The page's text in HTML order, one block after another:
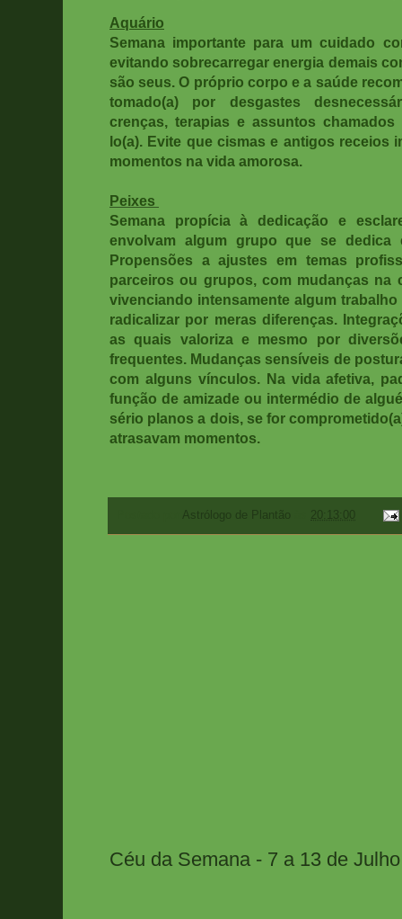
Aquário
Semana importante para um cuidado
evitando sobrecarregar energia demais
são seus. O próprio corpo e a saúde
tomado(a) por desgastes
crenças, terapias e assuntos chamados
lo(a). Evite que cismas e antigos receios
momentos na vida amorosa.
Peixes
Semana propícia à dedicação e
envolvam algum grupo que se dedica
Propensões a ajustes em temas
parceiros ou grupos, com mudanças na
vivenciando intensamente algum
radicalizar por meras diferenças.
as quais valoriza e mesmo por
frequentes. Mudanças sensíveis de
com alguns vínculos. Na vida afetiva,
função de amizade ou intermédio de
sério planos a dois, se for
atrasavam momentos.
Astrólogo de Plantão 20:13:00
Céu da Semana - 7 a 13 de Julho